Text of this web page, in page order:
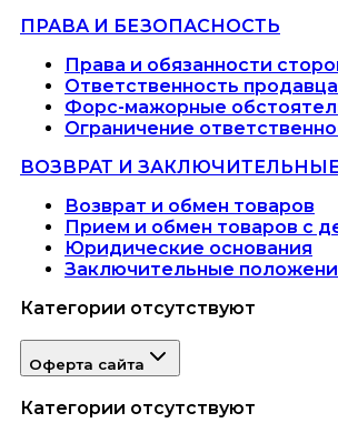
ПРАВА И БЕЗОПАСНОСТЬ
Права и обязанности
Ответственность продавца
Форс-мажорные
Ограничение
ВОЗВРАТ И
Возврат и обмен товаров
Прием и обмен товаров с
Юридические основания
Заключительные
Категории отсутствуют
Оферта сайта
Категории отсутствуют